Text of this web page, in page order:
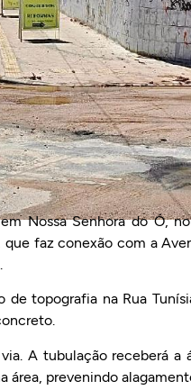
Nossa Senhora do Ó,
faz conexão com a
topografia na Rua
A tubulação receberá a
prevenindo